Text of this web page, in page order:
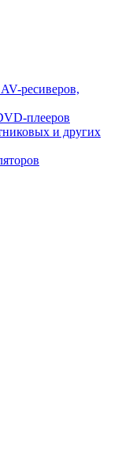
ресиверов,
плееров
и других